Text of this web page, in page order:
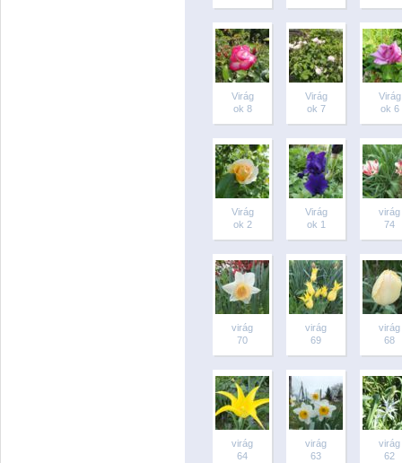
Virág
ok 8
Virág
ok 7
Virág
ok 6
Virág
ok 2
Virág
ok 1
virág
74
virág
70
virág
69
virág
68
virág
64
virág
63
virág
62